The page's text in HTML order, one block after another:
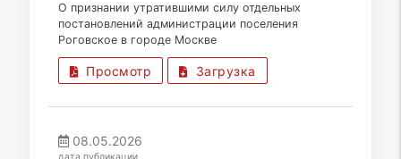
О признании утратившими силу отдельных
постановлений администрации поселения
Роговское в городе Москве
Просмотр Загрузка
08.05.2026